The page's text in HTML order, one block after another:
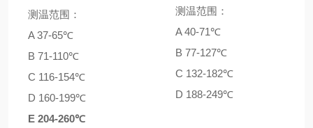
测温范围：
A 37-65℃
B 71-110℃
C 116-154℃
D 160-199℃
E 204-260℃
测温范围：
A 40-71℃
B 77-127℃
C 132-182℃
D 188-249℃